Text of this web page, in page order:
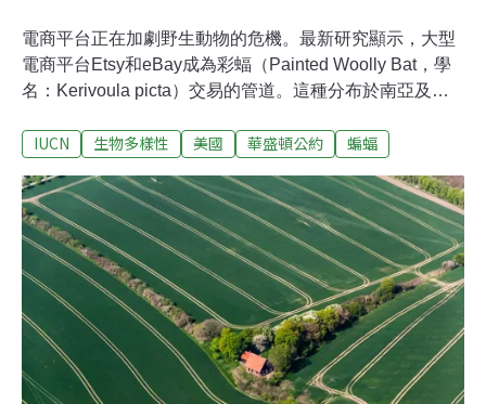
電商平台正在加劇野生動物的危機。最新研究顯示，大型
電商平台Etsy和eBay成為彩蝠（Painted Woolly Bat，學
名：Kerivoula picta）交易的管道。這種分布於南亞及東
象，成為萬聖節、耶誕節或黑暗哥德風的裝飾品。高漲的
南亞、南亞和中國。黑暗的形象搭配上亮麗的橘色，讓牠
成為萬聖節與哥德風的熱門裝飾品。彩蝠在受脅物種紅皮
書裡列為「近危」（Near Threatened, NT）物種，沒有人
工飼養個體，市面上的蝙蝠都是從野外捕捉。一般談到野
生動物非法貿易時，常想到象牙、犀牛角、老虎的產製品
等，很少人知道蝙蝠也有非法交易。《歐洲野生動物研究
期刊》（European Journal of Wildlife Research）近期一
項研究分析了購物平台上的蝙蝠商品，發現美國消費者對
IUCN 生物多樣性 美國 華盛頓公約 蝙蝠